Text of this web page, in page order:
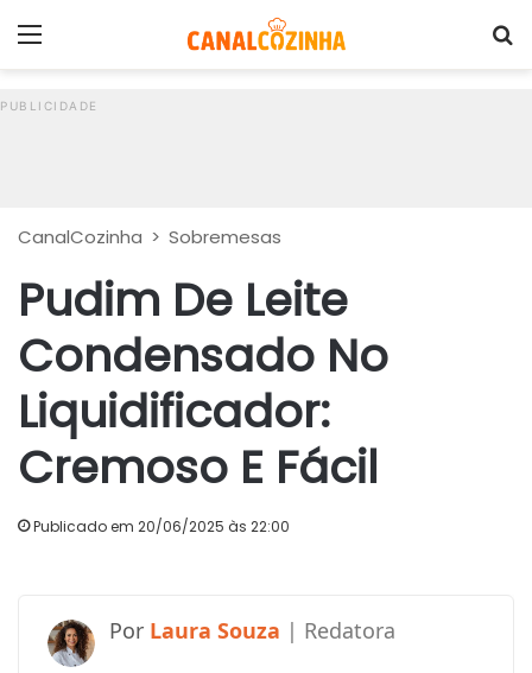
CanalCozinha > Sobremesas
Pudim De Leite
Condensado No
Liquidificador:
Cremoso E Fácil
Publicado em 20/06/2025 às 22:00
Laura Souza